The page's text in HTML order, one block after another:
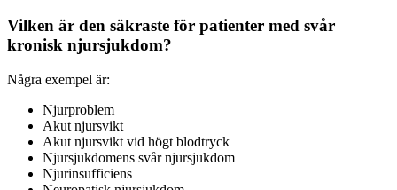
Vilken är den säkraste för patienter med svår
kronisk njursjukdom?
Några exempel är:
Njurproblem
Akut njursvikt
Akut njursvikt vid högt blodtryck
Njursjukdomens svår njursjukdom
Njurinsufficiens